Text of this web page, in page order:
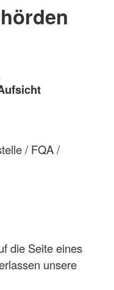
/ FQA /
die Seite eines
unsere